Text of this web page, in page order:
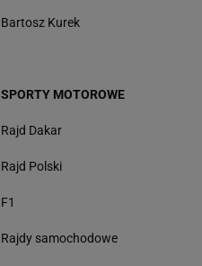
Bartosz Kurek
SPORTY MOTOROWE
Rajd Dakar
Rajd Polski
F1
Rajdy samochodowe